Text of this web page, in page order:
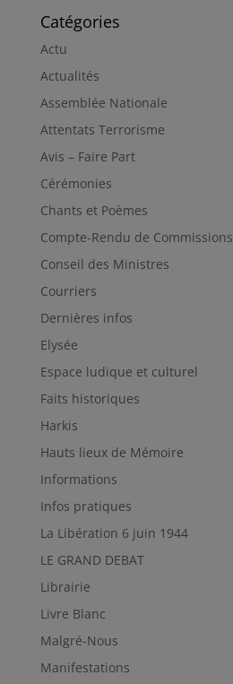
Catégories
Actu
Actualités
Assemblée Nationale
Attentats Terrorisme
Avis – Faire Part
Cérémonies
Chants et Poèmes
Compte-Rendu de Commissions
Conseil des Ministres
Courriers
Dernières infos
Elysée
Espace ludique et culturel
Faits historiques
Harkis
Hauts lieux de Mémoire
Informations
Infos pratiques
La Libération 6 juin 1944
LE GRAND DEBAT
Librairie
Livre Blanc
Malgré-Nous
Manifestations